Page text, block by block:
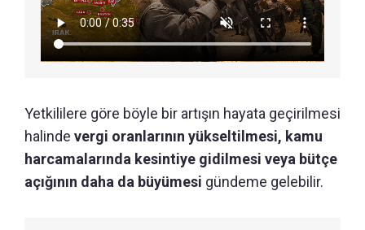
Yetkililere göre böyle bir artışın hayata geçirilmesi
halinde vergi oranlarının yükseltilmesi, kamu
harcamalarında kesintiye gidilmesi veya bütçe
açığının daha da büyümesi gündeme gelebilir.